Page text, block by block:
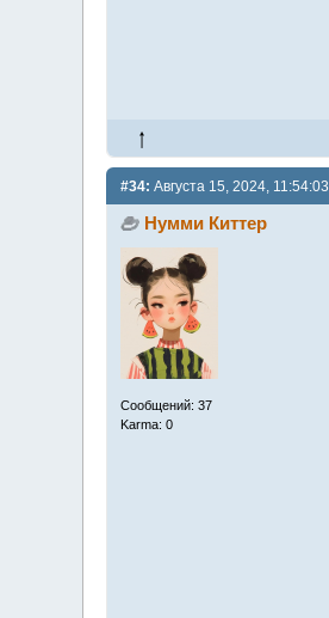
#34: Августа 15, 2024, 11:54:03
Нумми Киттер
Сообщений: 37
Karma: 0